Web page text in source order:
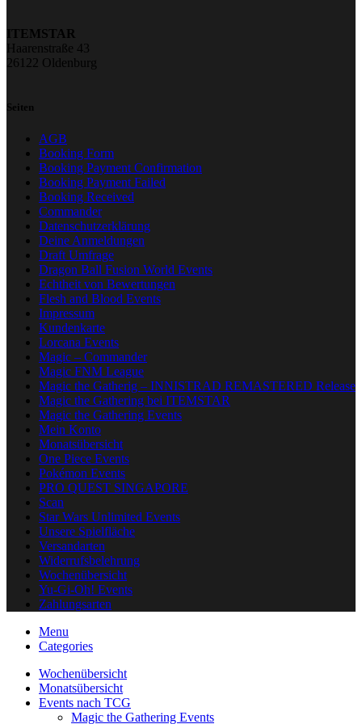
ITEMSTAR
Haarenstraße 43
26122 Oldenburg
Seiten
AGB
Booking Form
Booking Payment Confirmation
Booking Payment Failed
Booking Received
Commander
Datenschutzerklärung
Deine Anmeldungen
Draft Umfrage
Dragon Ball Fusion World Events
Echtheit von Bewertungen
Flesh and Blood Events
Impressum
Kundenkarte
Lorcana Events
Magic – Commander
Magic FNM League
Magic the Gatherig – INNISTRAD REMASTERED Release
Magic the Gathering bei ITEMSTAR
Magic the Gathering Events
Mein Konto
Monatsübersicht
One Piece Events
Pokémon Events
PRO QUEST SINGAPORE
Scan
Star Wars Unlimited Events
Unsere Spielfläche
Versandarten
Widerrufsbelehrung
Wochenübersicht
Yu-Gi-Oh! Events
Zahlungsarten
Menu
Categories
Wochenübersicht
Monatsübersicht
Events nach TCG
Magic the Gathering Events